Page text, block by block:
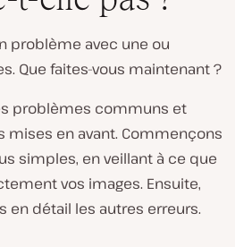
problème avec une ou
Que faites-vous maintenant ?
problèmes communs et
mises en avant. Commençons
simples, en veillant à ce que
vos images. Ensuite,
en détail les autres erreurs.